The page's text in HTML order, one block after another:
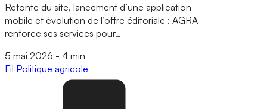
Refonte du site, lancement d’une application
mobile et évolution de l’offre éditoriale : AGRA
renforce ses services pour…
5 mai 2026 - 4 min
Fil Politique agricole